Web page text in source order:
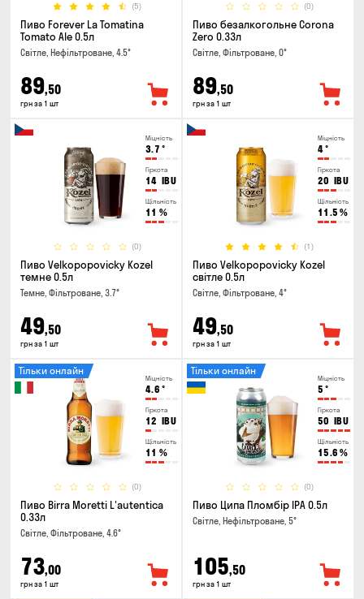
(5)
Пиво Forever La Tomatina
Tomato Ale 0.5л
Світле, Нефільтроване, 4.5°
89,50
грн за 1 шт
(0)
Пиво безалкогольне Corona
Zero 0.33л
Світле, Фільтроване, 0°
89,50
грн за 1 шт
Міцність
3.7 °
Гіркота
14 IBU
Щільність
11 %
(0)
Пиво Velkopopovicky Kozel
темне 0.5л
Темне, Фільтроване, 3.7°
49,50
грн за 1 шт
Міцність
4°
Гіркота
20 IBU
Щільність
11.5 %
(1)
Пиво Velkopopovicky Kozel
світле 0.5л
Світле, Фільтроване, 4°
49,50
грн за 1 шт
Міцність
4.6 °
Гіркота
12 IBU
Щільність
11 %
(0)
Тільки онлайн
Пиво Birra Moretti L'autentica
0.33л
Світле, Фільтроване, 4.6°
73,00
грн за 1 шт
Міцність
5 °
Гіркота
50 IBU
Щільність
15.6 %
(0)
Тільки онлайн
Пиво Ципа Пломбір IPA 0.5л
Світле, Нефільтроване, 5°
105,50
грн за 1 шт